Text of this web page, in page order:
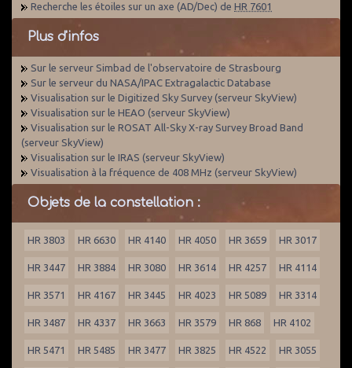
Recherche les étoiles sur un axe (AD/Dec) de HR 7601
Plus d'infos
Sur le serveur Simbad de l'observatoire de Strasbourg
Sur le serveur du NASA/IPAC Extragalactic Database
Visualisation sur le Digitized Sky Survey (serveur SkyView)
Visualisation sur le HEAO (serveur SkyView)
Visualisation sur le ROSAT All-Sky X-ray Survey Broad Band
(serveur SkyView)
Visualisation sur le IRAS (serveur SkyView)
Visualisation à la fréquence de 408 MHz (serveur SkyView)
Objets de la constellation :
HR 3803 HR 6630 HR 4140 HR 4050 HR 3659 HR 3017
HR 3447 HR 3884 HR 3080 HR 3614 HR 4257 HR 4114
HR 3571 HR 4167 HR 3445 HR 4023 HR 5089 HR 3314
HR 3487 HR 4337 HR 3663 HR 3579 HR 868 HR 4102
HR 5471 HR 5485 HR 3477 HR 3825 HR 4522 HR 3055